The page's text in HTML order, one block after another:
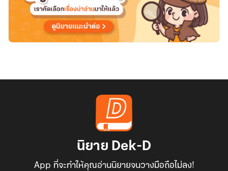
นิยาย Dek-D
App ที่จะทำให้คุณอ่านนิยายจนวางมือถือไม่ลง!